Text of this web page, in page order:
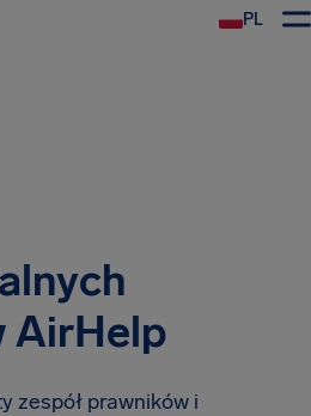
PL
AirHelp
zespół prawników i